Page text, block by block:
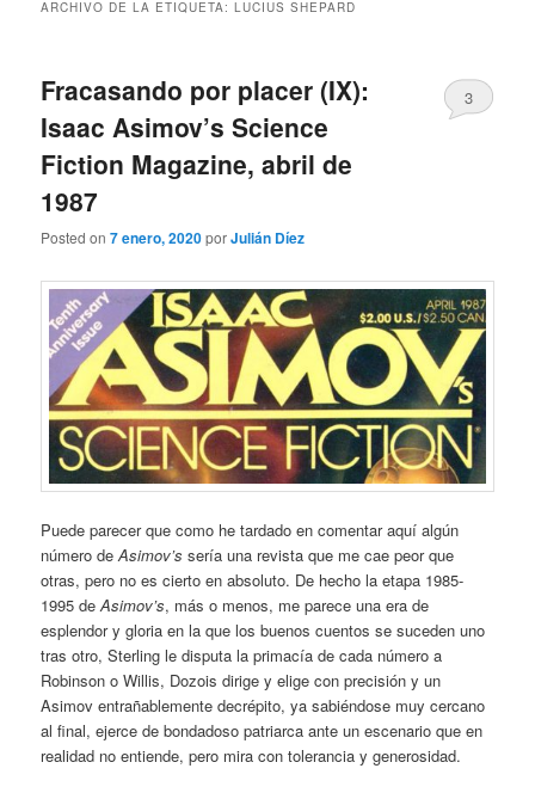
ARCHIVO DE LA ETIQUETA:LUCIUS SHEPARD
Fracasando por placer (IX):
Isaac Asimov’s Science
Fiction Magazine, abril de
1987
Posted on7 enero, 2020porJulián Díez
3
Puede parecer que como he tardado en comentar aquí algún
número deAsimov’ssería una revista que me cae peor que
otras, pero no es cierto en absoluto. De hecho la etapa 1985-
1995 deAsimov’s, más o menos, me parece una era de
esplendor y gloria en la que los buenos cuentos se suceden uno
tras otro, Sterling le disputa la primacía de cada número a
Robinson o Willis, Dozois dirige y elige con precisión y un
Asimov entrañablemente decrépito, ya sabiéndose muy cercano
al final, ejerce de bondadoso patriarca ante un escenario que en
realidad no entiende, pero mira con tolerancia y generosidad.